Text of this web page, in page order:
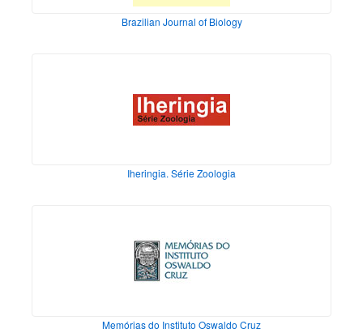
Brazilian Journal of Biology
Iheringia. Série Zoologia
Memórias do Instituto Oswaldo Cruz